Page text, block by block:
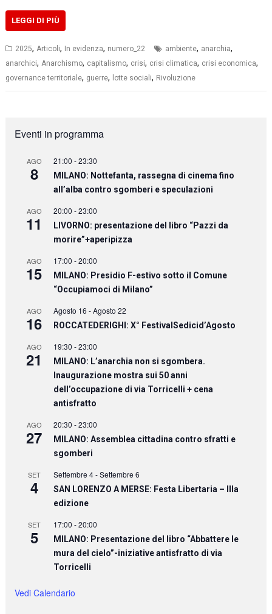
LEGGI DI PIÙ
2025,Articoli, In evidenza, numero_22 ambiente, anarchia,
anarchici,Anarchismo, capitalismo, crisi, crisi climatica, crisi economica,
governance territoriale, guerre, lotte sociali, Rivoluzione
Eventi in programma
AGO
8
21:00 -23:30
MILANO: Nottefanta, rassegna di cinema fino
all’alba contro sgomberi e speculazioni
AGO
11
20:00 -23:00
LIVORNO: presentazione del libro “Pazzi da
morire”+aperipizza
AGO
15
17:00 -20:00
MILANO: Presidio F-estivo sotto il Comune
“Occupiamoci di Milano”
AGO
16
Agosto 16 -Agosto 22
ROCCATEDERIGHI: X° FestivalSedicid’Agosto
AGO
21
19:30 -23:00
MILANO: L’anarchia non si sgombera.
Inaugurazione mostra sui 50 anni
dell’occupazione di via Torricelli + cena
antisfratto
AGO
27
20:30 -23:00
MILANO: Assemblea cittadina contro sfratti e
sgomberi
SET
4
Settembre 4-Settembre 6
SAN LORENZO A MERSE: Festa Libertaria – IIIa
edizione
SET
5
17:00 -20:00
MILANO: Presentazione del libro “Abbattere le
mura del cielo”-iniziative antisfratto di via
Torricelli
Vedi Calendario